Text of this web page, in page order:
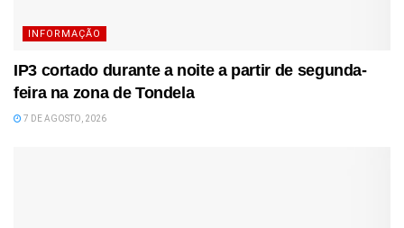
INFORMAÇÃO
IP3 cortado durante a noite a partir de segunda-
feira na zona de Tondela
7 DE AGOSTO, 2026